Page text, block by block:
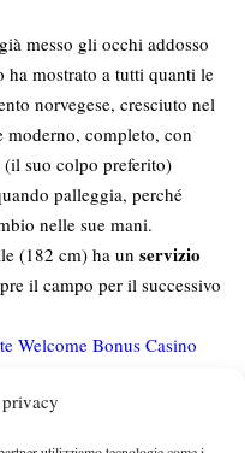
messo gli occhi addosso
ha mostrato a tutti quanti le
norvegese, cresciuto nel
moderno, completo, con
(il suo colpo preferito)
palleggia, perché
nelle sue mani.
(182 cm) ha un servizio
il campo per il successivo
Welcome Bonus Casino
e Oslo. Il